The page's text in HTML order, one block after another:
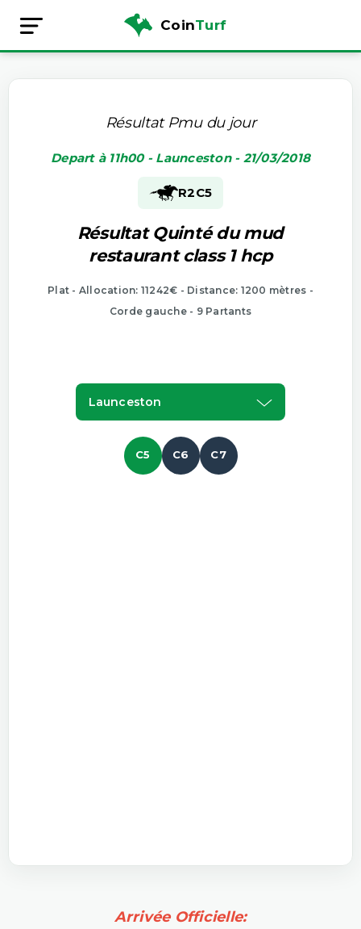
CoinTurf
Résultat Pmu du jour
Depart à 11h00 - Launceston - 21/03/2018
R2C5
Résultat Quinté du mud
restaurant class 1 hcp
Plat - Allocation: 11242€ - Distance: 1200 mètres -
Corde gauche - 9 Partants
Launceston
C5 C6 C7
Arrivée Officielle: